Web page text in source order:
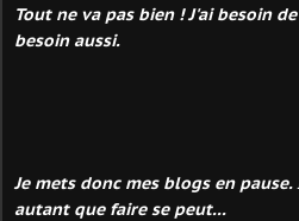
Tout ne va pas bien ! J'ai besoin
besoin aussi.
Je mets donc mes blogs en
autant que faire se peut...